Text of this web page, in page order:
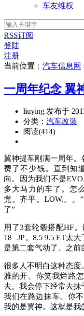
车友维权
RSS订阅
登陆
注册
当前位置： 汽车信息网
一周年纪念 翼
liuying 发布于
分类： 汽车改装
阅读(414)
翼神提车刚满一周年
费了不少钱。直到知
向。因为我们不是
多大马力的车了。怎
党。齐平。LOW.。。
了”
用了3套轮毂搭配HF
18 JP。8.5 9.5 ET太
是第二套气动了。之前
很多人不明白这种态
雅的开。你笑我烂路
去。我会停下经常去
我们在路边抹车。你
我的是翼神。这就是我